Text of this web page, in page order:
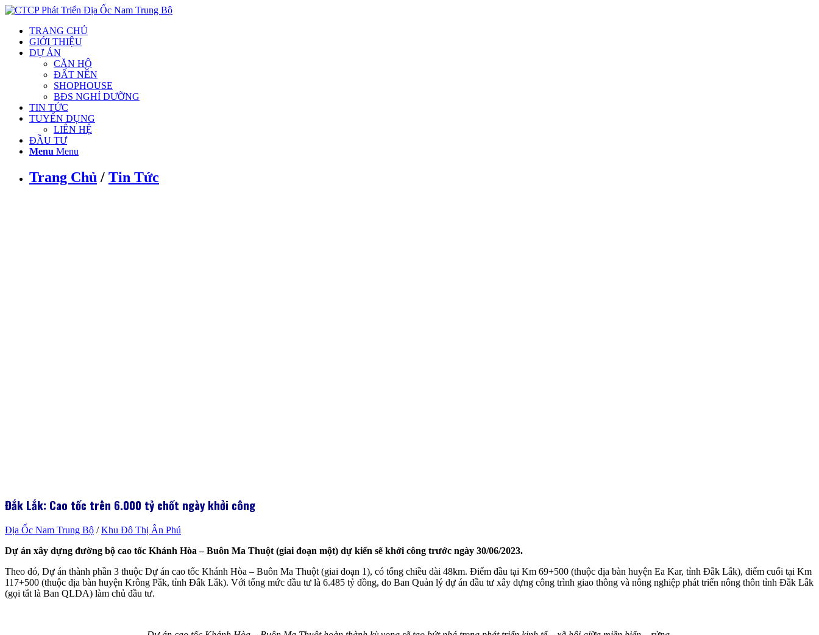
TRANG CHỦ
GIỚI THIỆU
DỰ ÁN
CĂN HỘ
ĐẤT NỀN
SHOPHOUSE
BĐS NGHỈ DƯỠNG
TIN TỨC
TUYỂN DỤNG
LIÊN HỆ
ĐẦU TƯ
Menu Menu
Trang Chủ / Tin Tức
Đắk Lắk: Cao tốc trên 6.000 tỷ chốt ngày khởi công
Địa Ốc Nam Trung Bộ /Khu Đô Thị Ân Phú
Dự án xây dựng đường bộ cao tốc Khánh Hòa – Buôn Ma Thuột (giai đoạn một) dự kiến sẽ khởi công trước ngày 30/06/2023.
Theo đó, Dự án thành phần 3 thuộc Dự án cao tốc Khánh Hòa – Buôn Ma Thuột (giai đoạn 1), có tổng chiều dài 48km. Điểm đầu tại Km 69+500 (thuộc địa bàn huyện Ea Kar, tỉnh Đắk Lắk), điểm cuối tại Km
117+500 (thuộc địa bàn huyện Krông Pắk, tỉnh Đắk Lắk). Với tổng mức đầu tư là 6.485 tỷ đồng, do Ban Quản lý dự án đầu tư xây dựng công trình giao thông và nông nghiệp phát triển nông thôn tỉnh Đắk Lắk
(gọi tắt là Ban QLDA) làm chủ đầu tư.